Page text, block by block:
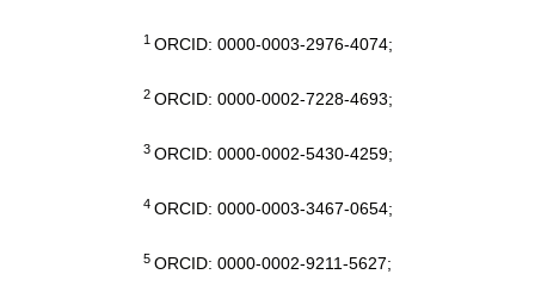
1 ORCID: 0000-0003-2976-4074;
2 ORCID: 0000-0002-7228-4693;
3 ORCID: 0000-0002-5430-4259;
4 ORCID: 0000-0003-3467-0654;
5 ORCID: 0000-0002-9211-5627;